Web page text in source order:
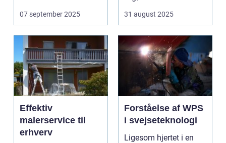
07 september 2025 31 august 2025
Effektiv
malerservice til
erhverv
Forståelse af WPS
i svejseteknologi
Ligesom hjertet i en